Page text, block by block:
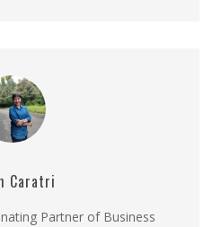
Caratri
Partner of Business